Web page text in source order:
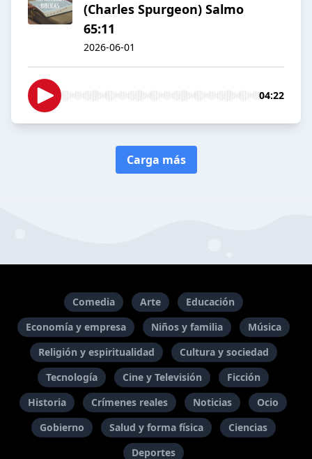
(Charles Spurgeon) Salmo
65:11
2026-06-01
04:22
Carga más
Comedia Arte
Educación
Economía y empresa
Niños y familia
Música
Religión y espiritualidad
Cultura y sociedad
Tecnología
Cine y Televisión
Ficción
Historia
Crímenes reales Noticias
Ocio
Gobierno
Salud y forma física
Ciencias
Deportes